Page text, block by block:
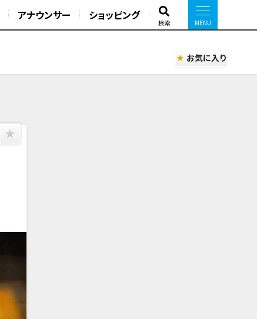
アナウンサー ショッピング
検索
お気に入り